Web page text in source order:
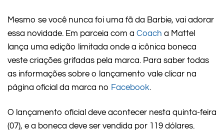
Mesmo se você nunca foi uma fã da Barbie, vai adorar
essa novidade. Em parceia com a Coach a Mattel
lança uma edição limitada onde a icônica boneca
veste criações grifadas pela marca. Para saber todas
as informações sobre o lançamento vale clicar na
página oficial da marca no Facebook.
O lançamento oficial deve acontecer nesta quinta-feira
(07), e a boneca deve ser vendida por 119 dólares.